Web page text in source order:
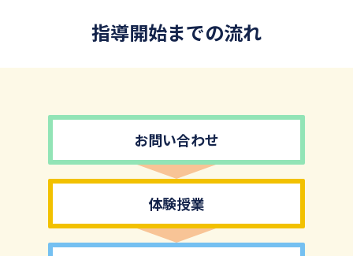
指導開始までの流れ
お問い合わせ
体験授業